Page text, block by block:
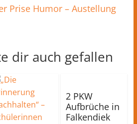
Prise Humor – Austellung
dir auch gefallen
2 PKW
Aufbrüche in
Falkendiek